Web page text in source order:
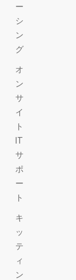
ー
シ
ン
グ
オ
ン
サ
イ
ト
IT
サ
ポ
ー
ト
キ
ッ
テ
ィ
ン